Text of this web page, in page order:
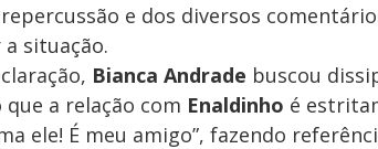
e dos diversos
situação.
Bianca Andrade buscou
a relação com Enaldinho é
ele! É meu amigo”, fazendo